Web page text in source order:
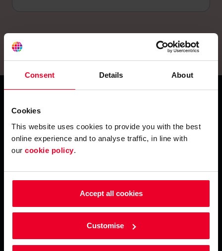
Consent Details About
Cookies
This website uses cookies to provide you with the best
online experience and to analyse traffic, in line with
our cookie policy.
Accept all cookies
Customise
Tol & BTW
Tankpassen